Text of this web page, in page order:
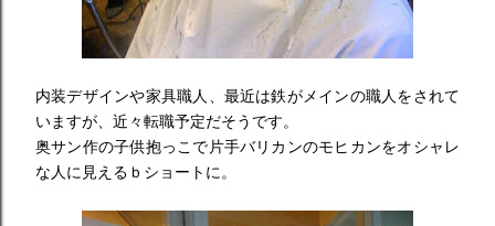
内装デザインや家具職人、最近は鉄がメインの職人をされて
いますが、近々転職予定だそうです。
奥サン作の子供抱っこで片手バリカンのモヒカンをオシャレ
な人に見えるｂショートに。